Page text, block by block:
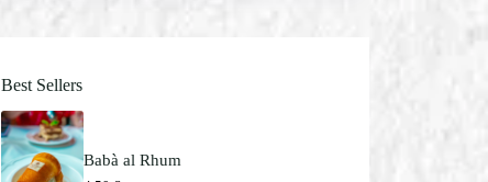
Best Sellers
Babà al Rhum